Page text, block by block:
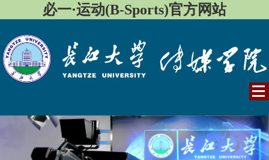
必一·运动(B-Sports)官方网站